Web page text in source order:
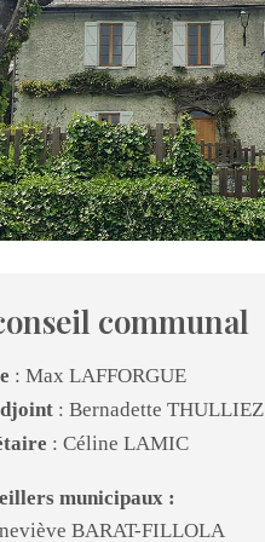
communal
: Max LAFFORGUE
: Bernadette THULLIEZ
: Céline LAMIC
municipaux :
BARAT-FILLOLA